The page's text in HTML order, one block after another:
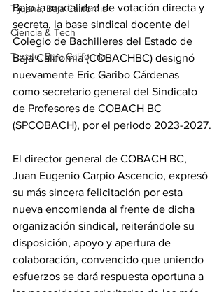
Tijuana, Baja California
Ciencia & Tech
Tecate, Baja California
Bajo la modalidad de votación directa y
secreta, la base sindical docente del
Colegio de Bachilleres del Estado de
Baja California (COBACHBC) designó
nuevamente Eric Garibo Cárdenas
como secretario general del Sindicato
de Profesores de COBACH BC
(SPCOBACH), por el periodo 2023-2027.
El director general de COBACH BC,
Juan Eugenio Carpio Ascencio, expresó
su más sincera felicitación por esta
nueva encomienda al frente de dicha
organización sindical, reiterándole su
disposición, apoyo y apertura de
colaboración, convencido que uniendo
esfuerzos se dará respuesta oportuna a